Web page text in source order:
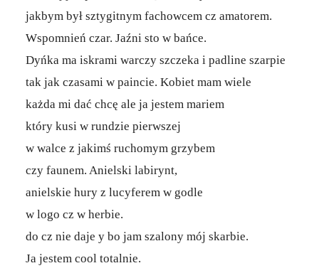
jakbym był sztygitnym fachowcem cz amatorem.
Wspomnień czar. Jaźni sto w bańce.
Dyńka ma iskrami warczy szczeka i padline szarpie
tak jak czasami w paincie. Kobiet mam wiele
każda mi dać chcę ale ja jestem mariem
który kusi w rundzie pierwszej
w walce z jakimś ruchomym grzybem
czy faunem. Anielski labirynt,
anielskie hury z lucyferem w godle
w logo cz w herbie.
do cz nie daje y bo jam szalony mój skarbie.
Ja jestem cool totalnie.